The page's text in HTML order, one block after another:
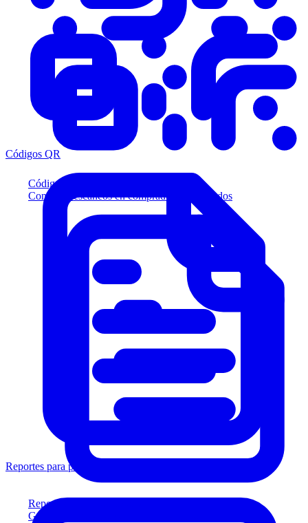
Códigos QR
Convierta escaneos en compradores calificados
Reportes para prestamistas
Genere reportes listos para el prestamista
Códigos QR
Reportes para prestamistas